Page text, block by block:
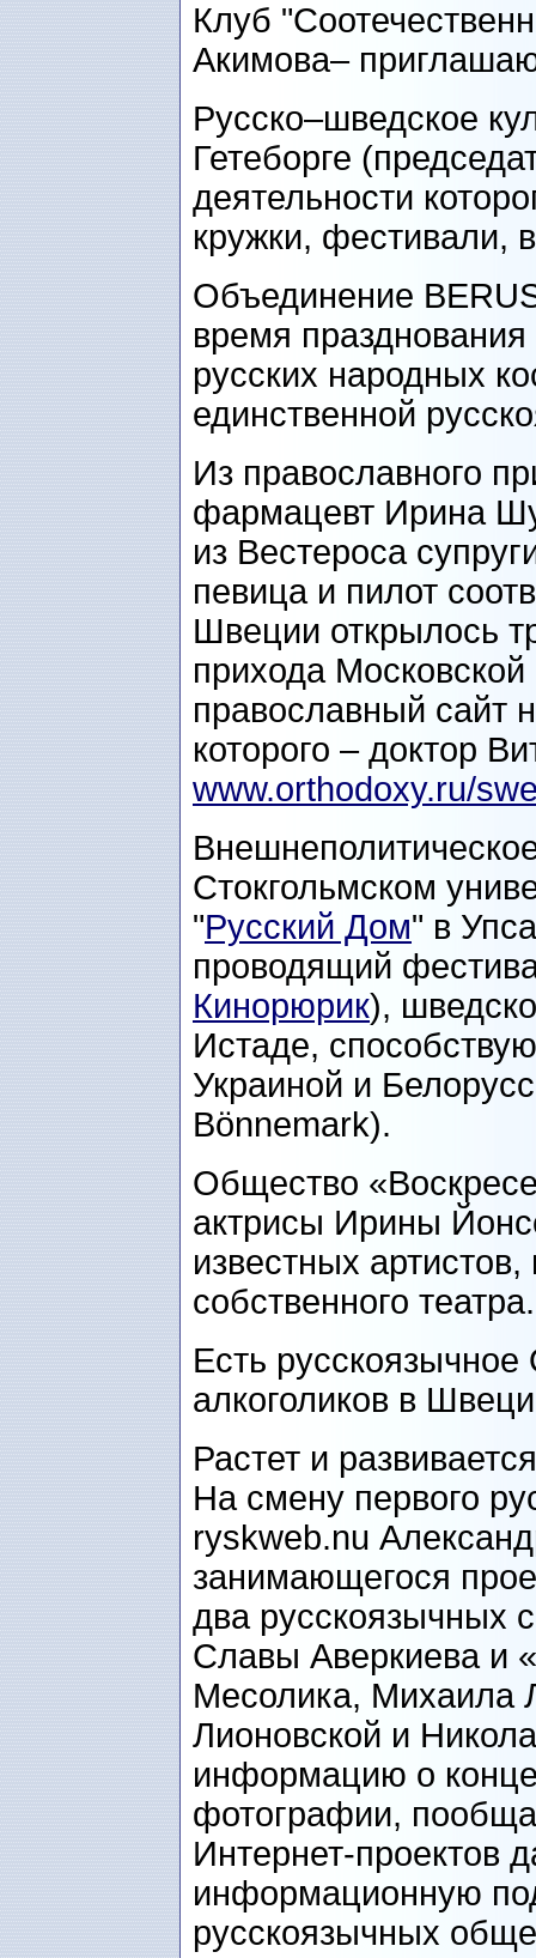
Клуб
Акимова–
Русско–шведское
Гетеборге
деятельности
кружки, фестивали,
Объединение
время
русских народных
единственной
Из православного
фармацевт Ирина
из Вестероса
певица и пилот
Швеции открылось
прихода
православный сайт
которого – доктор
www.orthodoxy.ru/
Стокгольмском
"Русский Дом" в
проводящий
Кинорюрик),
Истаде,
Украиной и
Bönnemark).
Общество
актрисы Ирины
известных
собственного театра.
Есть
алкоголиков в
Растет и
На смену первого
ryskweb.nu
занимающегося
два русскоязычных
Славы Аверкиева и «
Месолика, Михаила
Лионовской и
информацию о
фотографии,
Интернет-проектов
информационную
русскоязычных